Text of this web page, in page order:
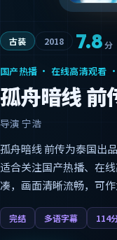
古装 2018 7.8 分
国产热播 · 在线高清观看
孤舟暗线 前
导演 宁浩
孤舟暗线 前传为泰国出
适合关注国产热播、在
凑，画面清晰流畅，可
完结 多语字幕 114